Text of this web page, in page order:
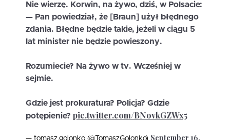
Nie wierzę. Korwin, na żywo, dziś, w Polsacie:
— Pan powiedział, że [Braun] użył błędnego
zdania. Błędne będzie takie, jeżeli w ciągu 5
lat minister nie będzie powieszony.
Rozumiecie? Na żywo w tv. Wcześniej w
sejmie.
Gdzie jest prokuratura? Policja? Gdzie
potępienie? pic.twitter.com/BNovkGZWx5
September 16,